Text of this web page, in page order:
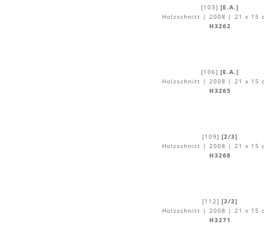
[103] [E.A.]
Holzschnitt | 2008 | 21 x 15
H3262
[106] [E.A.]
Holzschnitt | 2008 | 21 x 15
H3265
[109] [2/3]
Holzschnitt | 2008 | 21 x 15
H3268
[112] [2/2]
Holzschnitt | 2008 | 21 x 15
H3271